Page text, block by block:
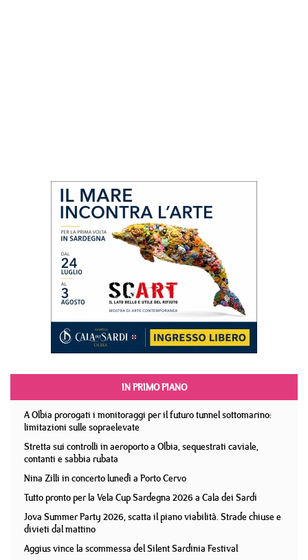
IN PRIMO PIANO
A Olbia prorogati i monitoraggi per il futuro tunnel sottomarino:
limitazioni sulle sopraelevate
Stretta sui controlli in aeroporto a Olbia, sequestrati caviale,
contanti e sabbia rubata
Nina Zilli in concerto lunedì a Porto Cervo
Tutto pronto per la Vela Cup Sardegna 2026 a Cala dei Sardi
Jova Summer Party 2026, scatta il piano viabilità. Strade chiuse e
divieti dal mattino
Aggius vince la scommessa del Silent Sardinia Festival